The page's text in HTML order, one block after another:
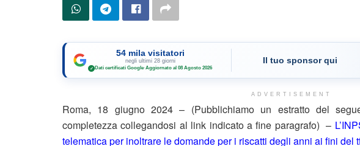
54 mila visitatori
negli ultimi 28 giorni
✓ Dati certificati Google·Aggiornato al 08 Agosto 2026
Il tuo sponsor qui
ADVERTISEMENT
Roma, 18 giugno 2024 – (Pubblichiamo un estratto del
completezza collegandosi al link indicato a fine paragrafo) –
telematica per inoltrare le domande per i riscatti degli anni ai fini del